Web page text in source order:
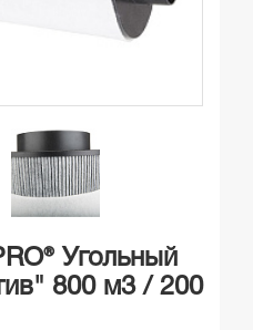
Угольный
800 м3 / 200